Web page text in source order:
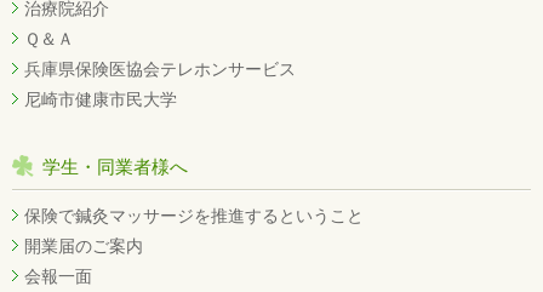
治療院紹介
Ｑ＆Ａ
兵庫県保険医協会テレホンサービス
尼崎市健康市民大学
学生・同業者様へ
保険で鍼灸マッサージを推進するということ
開業届のご案内
会報一面